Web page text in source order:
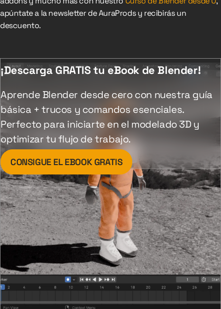
apúntate a la newsletter de AuraProds y recibirás un
descuento.
¡Descarga GRATIS tu eBook de Blender!
Aprende Blender desde cero con nuestra guía
básica + trucos y comandos esenciales.
Perfecto para iniciarte en el modelado 3D y
optimizar tu flujo de trabajo.
CONSIGUE EL EBOOK GRATIS